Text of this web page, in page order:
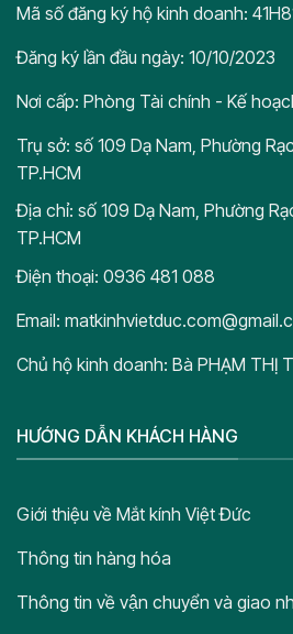
Mã số đăng ký hộ kinh doanh:
Đăng ký lần đầu ngày: 10/10/2023
Nơi cấp: Phòng Tài chính - Kế
Trụ sở: số 109 Dạ Nam, Phường
TP.HCM
Địa chỉ: số 109 Dạ Nam, Phường
TP.HCM
Điện thoại: 0936 481 088
Email:
Chủ hộ kinh doanh: Bà PHẠM THỊ
HƯỚNG DẪN KHÁCH HÀNG
Giới thiệu về Mắt kính Việt Đức
Thông tin hàng hóa
Thông tin về vận chuyển và giao